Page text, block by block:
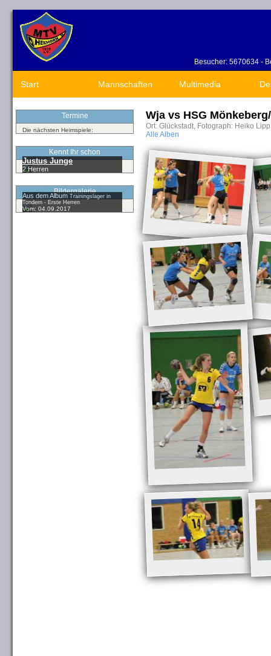
Besucher: 5670634 -
Start Mannschaften Multimedia
Termine
Die nächsten Heimspiele:
Kennt Ihr schon
Justus Junge
2.Herren
Bildergalerie
Aus dem AlbumTrainingslager in
Tondern - Erste Herren
Vom: 04.09.2017
Wja vs HSG
Ort: Glückstadt, Fotograph: Heiko
Alle Alben